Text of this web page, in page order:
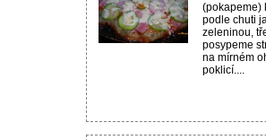
(pokapeme)
podle chuti
zeleninou,
posypeme
na mírném
poklicí....